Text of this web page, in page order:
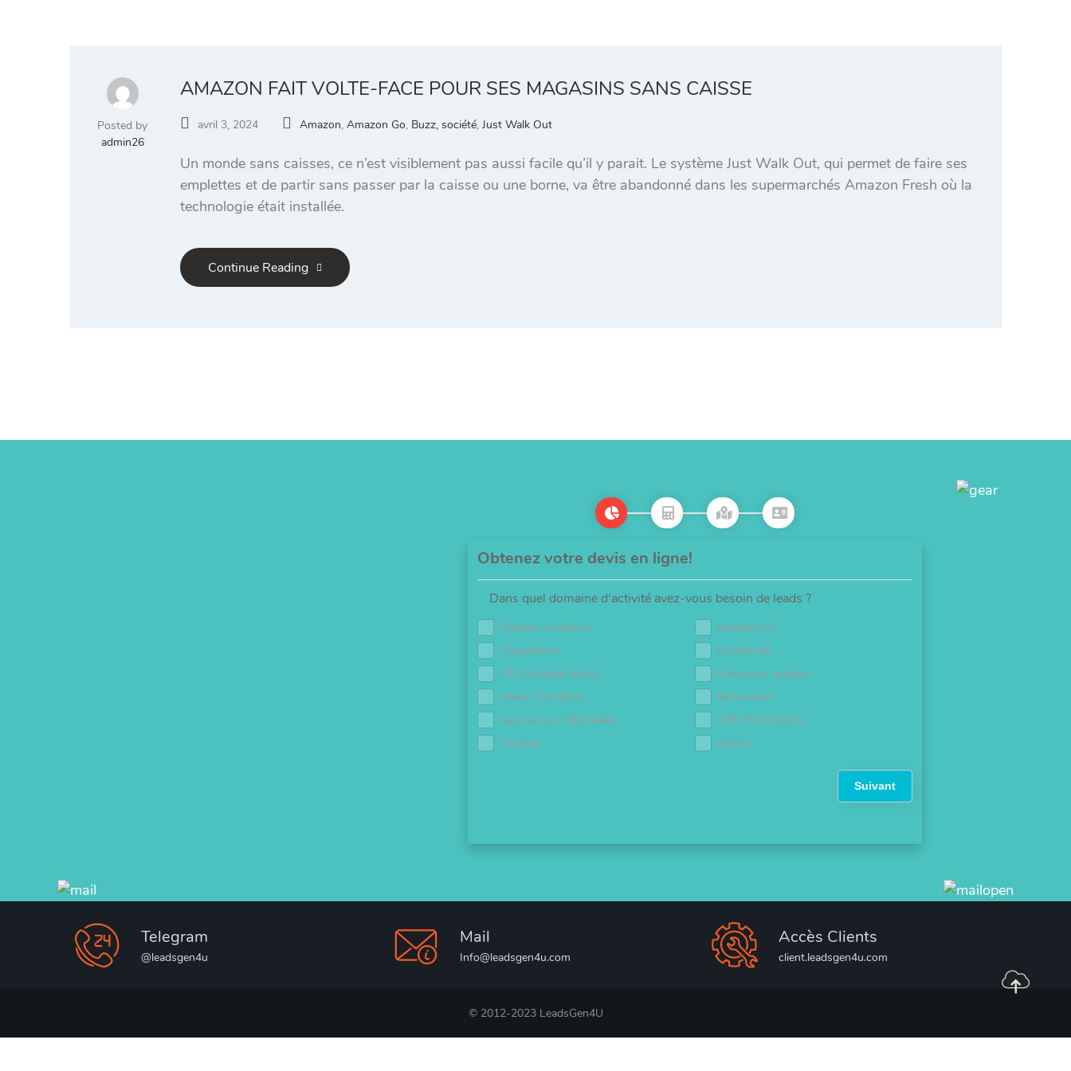
Posted by
admin26
AMAZON FAIT VOLTE-FACE POUR SES MAGASINS SANS CAISSE
avril 3, 2024 Amazon, Amazon Go, Buzz, société, Just Walk Out
Un monde sans caisses, ce n’est visiblement pas aussi facile qu’il y parait. Le système Just Walk Out, qui permet de faire ses
emplettes et de partir sans passer par la caisse ou une borne, va être abandonné dans les supermarchés Amazon Fresh où la
technologie était installée.
Continue Reading
Obtenez votre devis en ligne!
Dans quel domaine d'activité avez-vous besoin de leads ?
Pompes à chaleur
Isolation 1€
Chaudières
Douche 0€
ITE (Isolation Murs)
Panneaux solaires
Volets / Fenêtres
Rénovation
Assurances / Mutuelles
CPF (Formation)
Finance
Autres
Suivant
Telegram
@leadsgen4u
Mail
Info@leadsgen4u.com
Accès Clients
client.leadsgen4u.com
© 2012-2023 LeadsGen4U